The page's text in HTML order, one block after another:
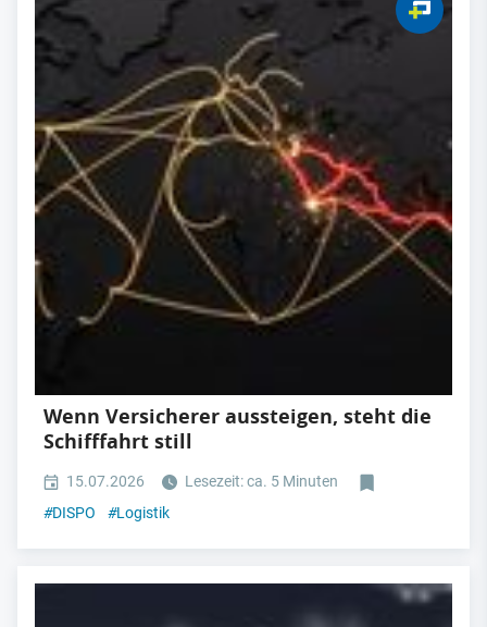
Wenn Versicherer aussteigen, steht die
Schifffahrt still
15.07.2026
Lesezeit: ca. 5 Minuten
#DISPO #Logistik